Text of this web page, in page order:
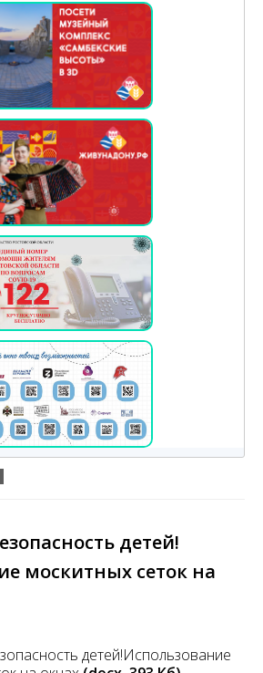
детей!
москитных сеток на
детей!Использование